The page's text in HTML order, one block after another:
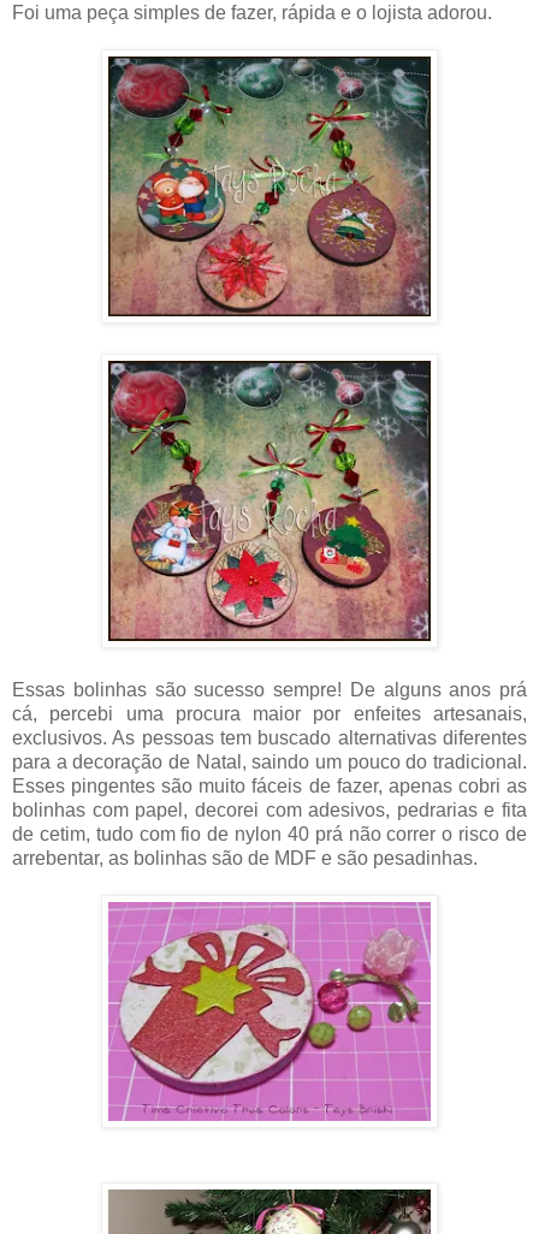
Foi uma peça simples de fazer, rápida e o lojista adorou.
Essas bolinhas são sucesso sempre! De alguns anos prá
cá, percebi uma procura maior por enfeites artesanais,
exclusivos. As pessoas tem buscado alternativas diferentes
para a decoração de Natal, saindo um pouco do tradicional.
Esses pingentes são muito fáceis de fazer, apenas cobri as
bolinhas com papel, decorei com adesivos, pedrarias e fita
de cetim, tudo com fio de nylon 40 prá não correr o risco de
arrebentar, as bolinhas são de MDF e são pesadinhas.